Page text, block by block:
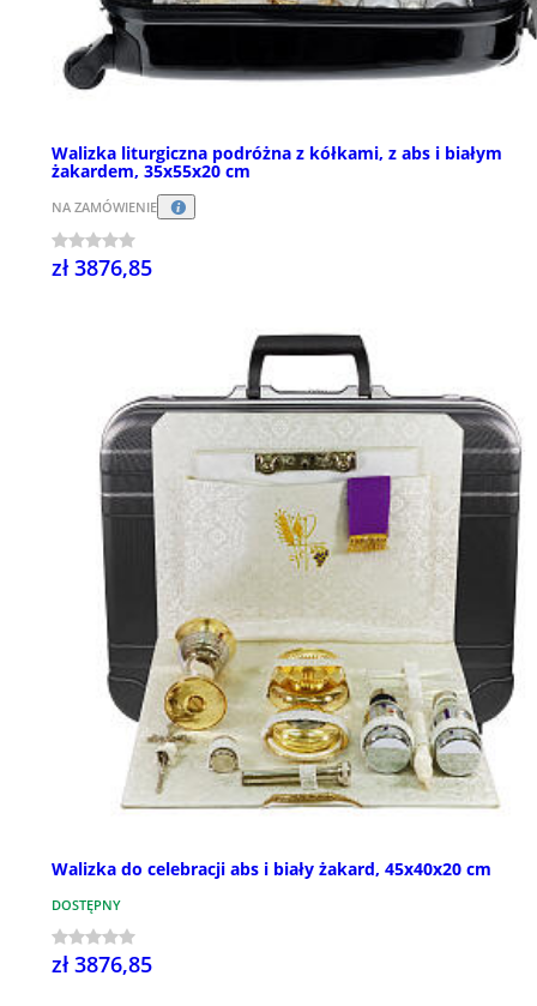
Walizka liturgiczna podróżna z kółkami, z abs i białym
żakardem, 35x55x20 cm
NA ZAMÓWIENIE
zł 3876,85
Walizka do celebracji abs i biały żakard, 45x40x20 cm
DOSTĘPNY
zł 3876,85